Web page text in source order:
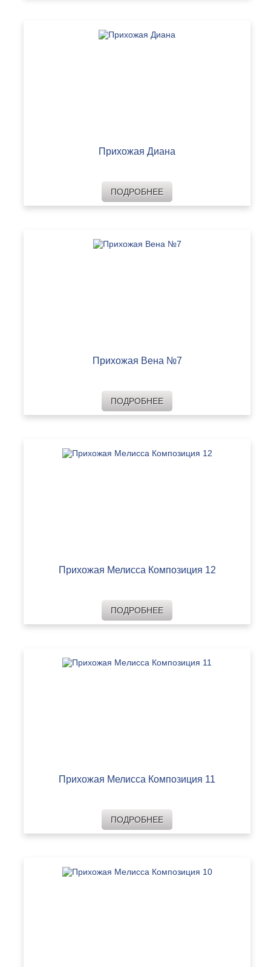
Прихожая Диана
ПОДРОБНЕЕ
Прихожая Вена №7
ПОДРОБНЕЕ
Прихожая Мелисса Композиция 12
ПОДРОБНЕЕ
Прихожая Мелисса Композиция 11
ПОДРОБНЕЕ